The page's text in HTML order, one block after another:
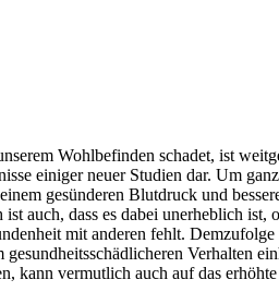
Wohlbefinden schadet, ist
einiger neuer Studien dar. Um
gesünderen Blutdruck und
auch, dass es dabei unerheblich
mit anderen fehlt.
Verhalten
kann vermutlich auch auf das